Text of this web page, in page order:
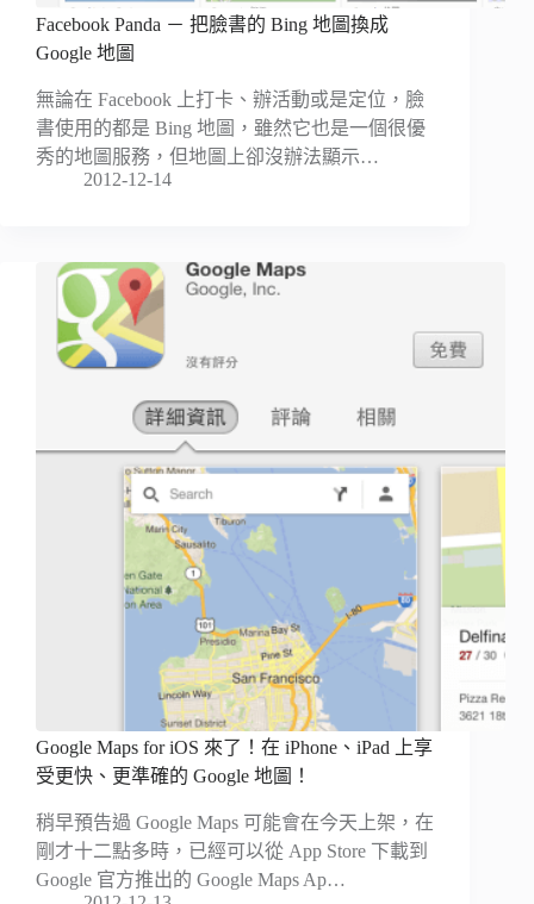
Facebook Panda － 把臉書的 Bing 地圖換成
Google 地圖
無論在 Facebook 上打卡、辦活動或是定位，臉
書使用的都是 Bing 地圖，雖然它也是一個很優
秀的地圖服務，但地圖上卻沒辦法顯示…
2012-12-14
Google Maps for iOS 來了！在 iPhone、iPad 上享
受更快、更準確的 Google 地圖！
稍早預告過 Google Maps 可能會在今天上架，在
剛才十二點多時，已經可以從 App Store 下載到
Google 官方推出的 Google Maps Ap…